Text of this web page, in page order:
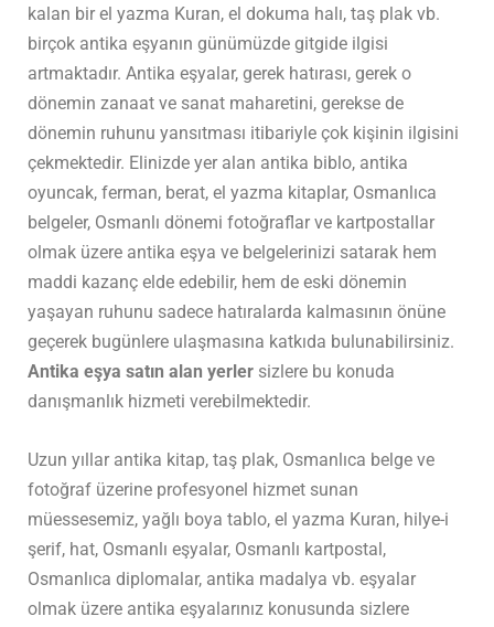
kalan bir el yazma Kuran, el dokuma halı, taş plak vb.
birçok antika eşyanın günümüzde gitgide ilgisi
artmaktadır. Antika eşyalar, gerek hatırası, gerek o
dönemin zanaat ve sanat maharetini, gerekse de
dönemin ruhunu yansıtması itibariyle çok kişinin ilgisini
çekmektedir. Elinizde yer alan antika biblo, antika
oyuncak, ferman, berat, el yazma kitaplar, Osmanlıca
belgeler, Osmanlı dönemi fotoğraflar ve kartpostallar
olmak üzere antika eşya ve belgelerinizi satarak hem
maddi kazanç elde edebilir, hem de eski dönemin
yaşayan ruhunu sadece hatıralarda kalmasının önüne
geçerek bugünlere ulaşmasına katkıda bulunabilirsiniz.
Antika eşya satın alan yerler sizlere bu konuda
danışmanlık hizmeti verebilmektedir.
Uzun yıllar antika kitap, taş plak, Osmanlıca belge ve
fotoğraf üzerine profesyonel hizmet sunan
müessesemiz, yağlı boya tablo, el yazma Kuran, hilye-i
şerif, hat, Osmanlı eşyalar, Osmanlı kartpostal,
Osmanlıca diplomalar, antika madalya vb. eşyalar
olmak üzere antika eşyalarınız konusunda sizlere